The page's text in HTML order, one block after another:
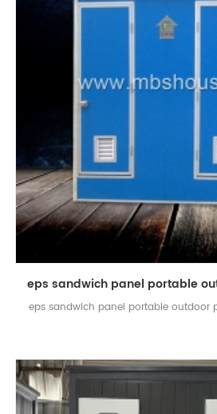
eps sandwich panel portable outdoor